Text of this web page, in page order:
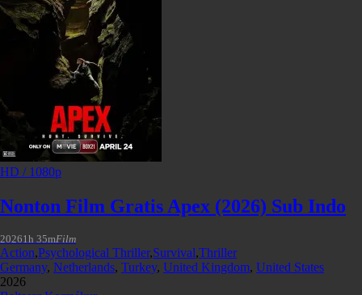
HD / 1080p
Nonton Film Gratis Apex (2026) Sub Indo
20261h 35mFilm
Action,Psychological Thriller,Survival,Thriller
Germany, Netherlands, Turkey, United Kingdom, United States
2026